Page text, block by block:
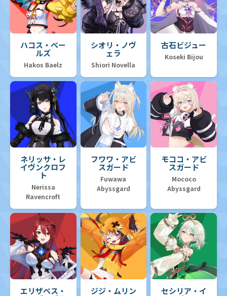
ハコス・ベー
ルズ
Hakos Baelz
シオリ・ノヴ
ェラ
Shiori Novella
古石ビジュー
Koseki Bijou
ネリッサ・レ
イヴンクロフ
ト
Nerissa
Ravencroft
フワワ・アビ
スガード
Fuwawa
Abyssgard
モココ・アビ
スガード
Mococo
Abyssgard
エリザベス・ ジジ・ムリン セシリア・イ